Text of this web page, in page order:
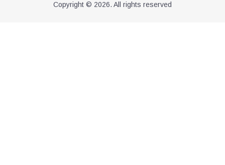
Copyright © 2026. All rights reserved